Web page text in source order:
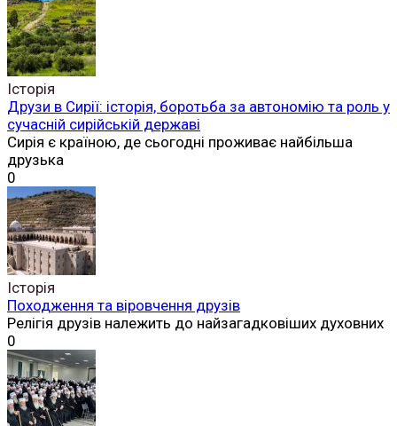
Історія
Друзи в Сирії: історія, боротьба за автономію та роль у
сучасній сирійській державі
Сирія є країною, де сьогодні проживає найбільша
друзька
0
Історія
Походження та віровчення друзів
Релігія друзів належить до найзагадковіших духовних
0